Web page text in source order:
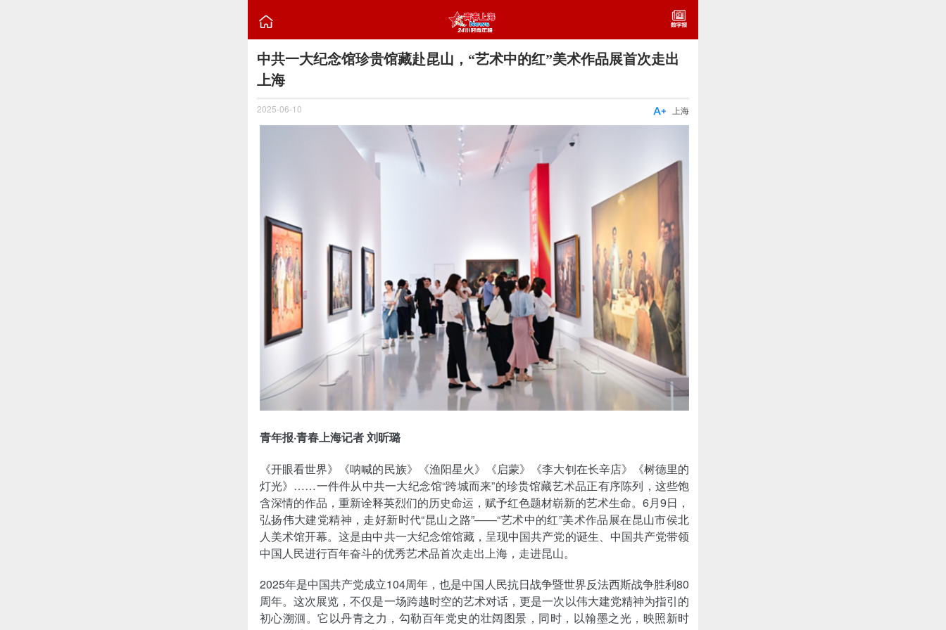

中共一大纪念馆珍贵馆藏赴昆山，“艺术中的红”美术作品展首次走出
上海
2025-06-10 上海

青年报·青春上海记者 刘昕璐
《开眼看世界》《呐喊的民族》《渔阳星火》《启蒙》《李大钊在长辛店》《树德里的
灯光》……一件件从中共一大纪念馆“跨城而来”的珍贵馆藏艺术品正有序陈列，这些饱
含深情的作品，重新诠释英烈们的历史命运，赋予红色题材崭新的艺术生命。6月9日，
弘扬伟大建党精神，走好新时代“昆山之路”——“艺术中的红”美术作品展在昆山市侯北
人美术馆开幕。这是由中共一大纪念馆馆藏，呈现中国共产党的诞生、中国共产党带领
中国人民进行百年奋斗的优秀艺术品首次走出上海，走进昆山。
2025年是中国共产党成立104周年，也是中国人民抗日战争暨世界反法西斯战争胜利80
周年。这次展览，不仅是一场跨越时空的艺术对话，更是一次以伟大建党精神为指引的
初心溯洄。它以丹青之力，勾勒百年党史的壮阔图景，同时，以翰墨之光，映照新时